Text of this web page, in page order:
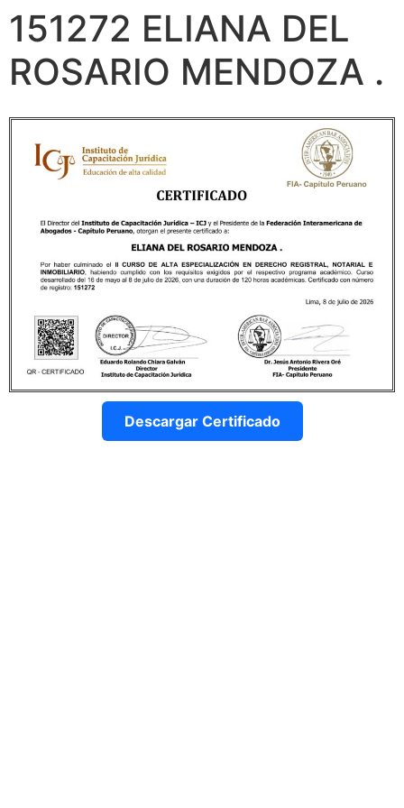
151272 ELIANA DEL
ROSARIO MENDOZA .
Descargar Certificado